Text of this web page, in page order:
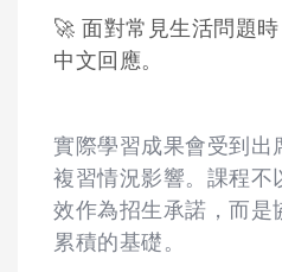
🚀 面對常見生活問題
中文回應。
實際學習成果會受到出
複習情況影響。課程不
效作為招生承諾，而是
累積的基礎。